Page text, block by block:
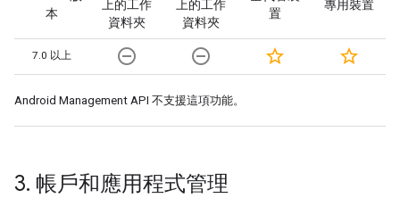
本
上的工作
資料夾
上的工作
資料夾
置
專用裝置
7.0 以上 remove_circle_outline remove_circle_outline star_border star_border
Android Management API 不支援這項功能。
3. 帳戶和應用程式管理